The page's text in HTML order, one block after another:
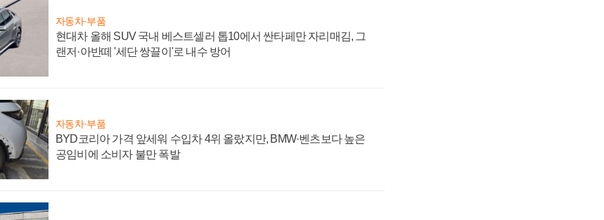
자동차·부품
현대차 올해 SUV 국내 베스트셀러 톱10에서 싼타페만 자리매김, 그
랜저·아반떼 '세단 쌍끌이'로 내수 방어
자동차·부품
BYD코리아 가격 앞세워 수입차 4위 올랐지만, BMW·벤츠보다 높은
공임비에 소비자 불만 폭발